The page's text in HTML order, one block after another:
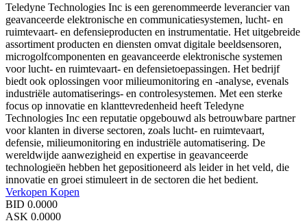
Teledyne Technologies Inc is een gerenommeerde leverancier van
geavanceerde elektronische en communicatiesystemen, lucht- en
ruimtevaart- en defensieproducten en instrumentatie. Het uitgebreide
assortiment producten en diensten omvat digitale beeldsensoren,
microgolfcomponenten en geavanceerde elektronische systemen
voor lucht- en ruimtevaart- en defensietoepassingen. Het bedrijf
biedt ook oplossingen voor milieumonitoring en -analyse, evenals
industriële automatiserings- en controlesystemen. Met een sterke
focus op innovatie en klanttevredenheid heeft Teledyne
Technologies Inc een reputatie opgebouwd als betrouwbare partner
voor klanten in diverse sectoren, zoals lucht- en ruimtevaart,
defensie, milieumonitoring en industriële automatisering. De
wereldwijde aanwezigheid en expertise in geavanceerde
technologieën hebben het gepositioneerd als leider in het veld, die
innovatie en groei stimuleert in de sectoren die het bedient.
Verkopen Kopen
BID 0.0000
ASK 0.0000